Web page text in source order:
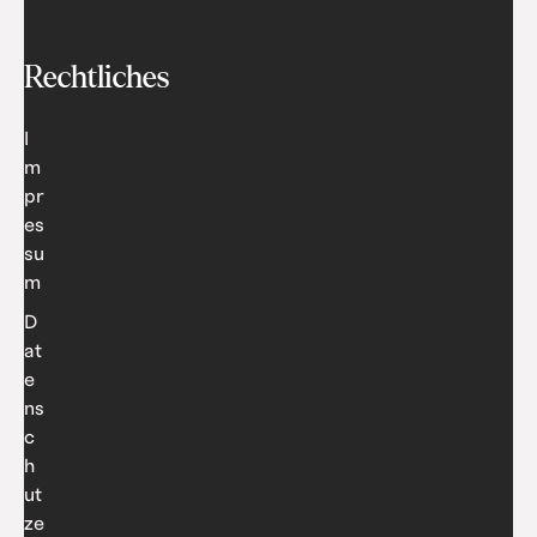
Rechtliches
m
pr
es
su
m
D
at
e
ns
c
h
ut
ze